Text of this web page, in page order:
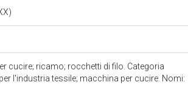
cucire; ricamo; rocchetti di filo. Categoria
l'industria tessile; macchina per cucire. Nomi: